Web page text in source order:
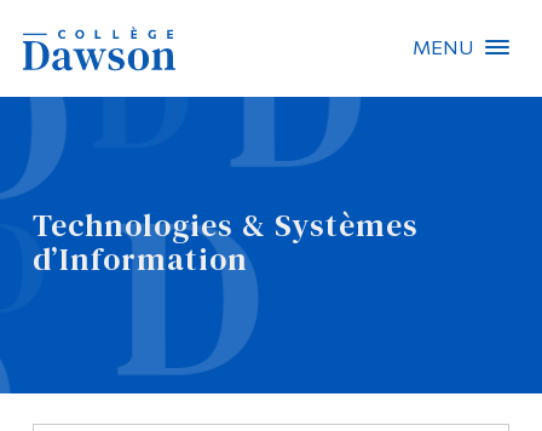
MENU
Technologies & Systèmes
d’Information
Recherche sur le site
Recherche de personnes
EN
Omnivox